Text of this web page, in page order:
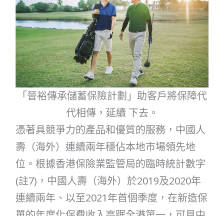
「晉裕傳承儲蓄保險計劃」助客戶將保障代
代相傳，延續 下去。
憑著具競爭力的產品和優質的服務，中國人
壽（海外）連續兩年穩佔本地市場領先地
位。根據香港保險業監管局的臨時統計數字
(註7)，中國人壽（海外）於2019及2020年
連續兩年、以至2021年首個季度，在新造保